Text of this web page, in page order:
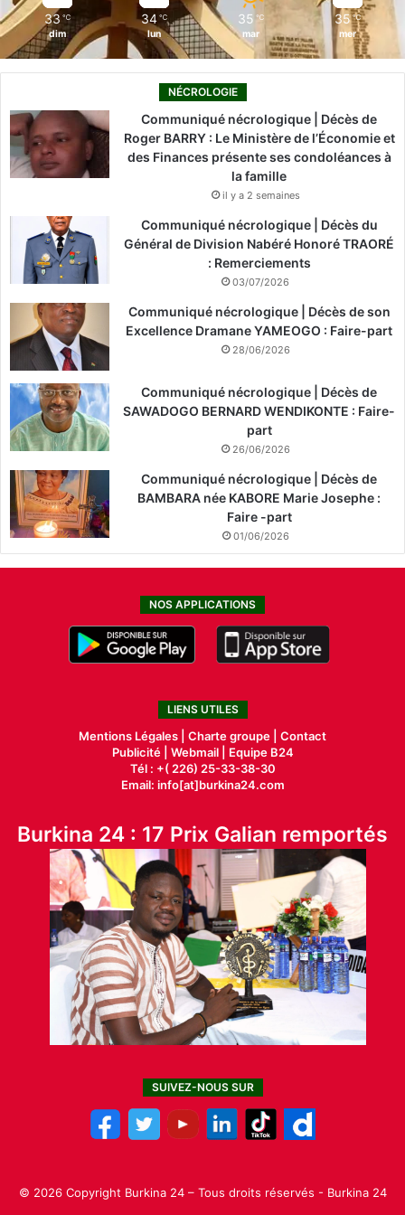
33 ℃
dim
34 ℃
lun
35 ℃
mar
35 ℃
mer
NÉCROLOGIE
Communiqué nécrologique | Décès de
Roger BARRY : Le Ministère de l’Économie et
des Finances présente ses condoléances à
la famille
il y a 2 semaines
Communiqué nécrologique | Décès du
Général de Division Nabéré Honoré TRAORÉ
: Remerciements
03/07/2026
Communiqué nécrologique | Décès de son
Excellence Dramane YAMEOGO : Faire-part
28/06/2026
Communiqué nécrologique | Décès de
SAWADOGO BERNARD WENDIKONTE : Faire-
part
26/06/2026
Communiqué nécrologique | Décès de
BAMBARA née KABORE Marie Josephe :
Faire -part
01/06/2026
NOS APPLICATIONS
LIENS UTILES
Mentions Légales | Charte groupe | Contact
Publicité| Webmail |
Equipe B24
Tél : +( 226) 25-33-38-30
Email: info[at]burkina24.com
Burkina 24 : 17 Prix Galian remportés
SUIVEZ-NOUS SUR
© 2026 Copyright Burkina 24 – Tous droits réservés - Burkina 24